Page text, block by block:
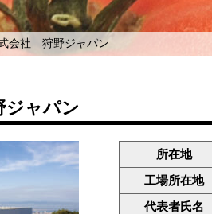
会社 狩野ジャパン
ャパン
所在地
工場所在地
代表者氏名